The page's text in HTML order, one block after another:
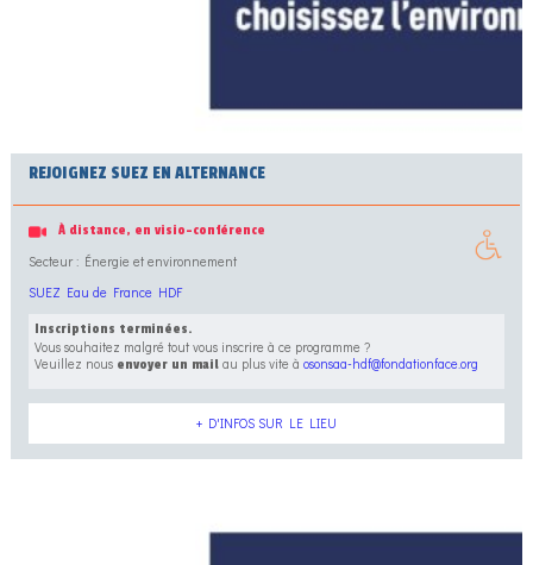
REJOIGNEZ SUEZ EN ALTERNANCE
À distance, en visio-conférence
Secteur : Énergie et environnement
SUEZ Eau de France HDF
Inscriptions terminées.
Vous souhaitez malgré tout vous inscrire à ce programme ?
Veuillez nous envoyer un mailau plus vite à osonsaa-hdf@fondationface.org
+ D'INFOS SUR LE LIEU